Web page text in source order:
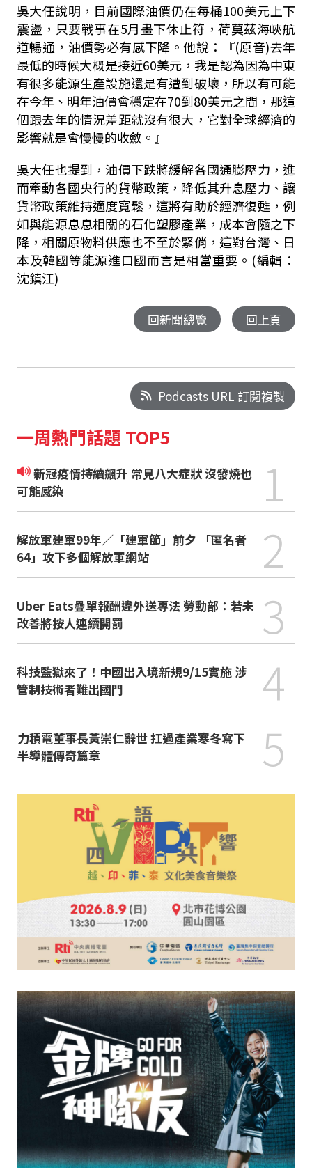
吳大任說明，目前國際油價仍在每桶100美元上下
震盪，只要戰事在5月畫下休止符，荷莫茲海峽航
道暢通，油價勢必有感下降。他說：『(原音)去年
最低的時候大概是接近60美元，我是認為因為中東
有很多能源生產設施還是有遭到破壞，所以有可能
在今年、明年油價會穩定在70到80美元之間，那這
個跟去年的情況差距就沒有很大，它對全球經濟的
影響就是會慢慢的收斂。』
吳大任也提到，油價下跌將緩解各國通膨壓力，進
而牽動各國央行的貨幣政策，降低其升息壓力、讓
貨幣政策維持適度寬鬆，這將有助於經濟復甦，例
如與能源息息相關的石化塑膠產業，成本會隨之下
降，相關原物料供應也不至於緊俏，這對台灣、日
本及韓國等能源進口國而言是相當重要。(編輯：
沈鎮江)
回新聞總覽 回上頁
Podcasts URL 訂閱複製
一周熱門話題 TOP5
新冠疫情持續飆升 常見八大症狀 沒發燒也
可能感染
1
解放軍建軍99年／「建軍節」前夕 「匿名者
64」攻下多個解放軍網站
2
Uber Eats疊單報酬違外送專法 勞動部：若未
改善將按人連續開罰
3
科技監獄來了！中國出入境新規9/15實施 涉
管制技術者難出國門
4
力積電董事長黃崇仁辭世 扛過產業寒冬寫下
半導體傳奇篇章
5